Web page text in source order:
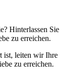
Hinterlassen Sie
zu erreichen.
ist, leiten wir Ihre
zu erreichen.